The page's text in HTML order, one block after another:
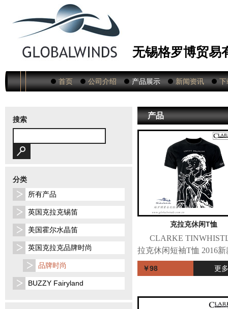
无锡格罗博贸易
首页 公司介绍 产品展示 新闻资讯 下
搜索
分类
所有产品
英国克拉克锡笛
美国霍尔水晶笛
英国克拉克品牌时尚
品牌时尚
BUZZY Fairyland
产品
克拉克休闲T恤
CLARKE
拉克休闲短袖T恤 2016新
士女士休闲短袖 潮流时
殊设计，艺术气质，完
棉95% 聚氨酯弹性纤维(
￥98 更多